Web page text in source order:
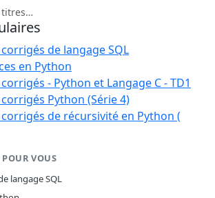
titres…
de langage SQL
en Python
- Python et Langage C - TD1
Python (Série 4)
corrigés de récursivité en Python (
VOUS
langage SQL